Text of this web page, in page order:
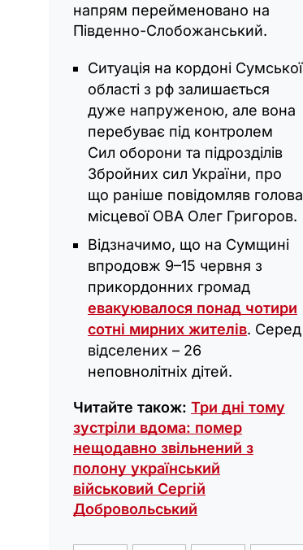
напрям перейменовано на
Південно-Слобожанський.
Ситуація на кордоні Сумської
області з рф залишається
дуже напруженою, але вона
перебуває під контролем
Сил оборони та підрозділів
Збройних сил України, про
що раніше повідомляв голова
місцевої ОВА Олег Григоров.
Відзначимо, що на Сумщині
впродовж 9–15 червня з
прикордонних громад
евакуювалося понад чотири
сотні мирних жителів. Серед
відселених – 26
неповнолітніх дітей.
Читайте також: Три дні тому
зустріли вдома: помер
нещодавно звільнений з
полону український
військовий Сергій
Добровольський